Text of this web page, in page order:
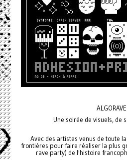
ALGORAVE
Une soirée de visuels, de
Avec des artistes venus de toute
frontières pour faire réaliser la plus
rave party) de l'histoire